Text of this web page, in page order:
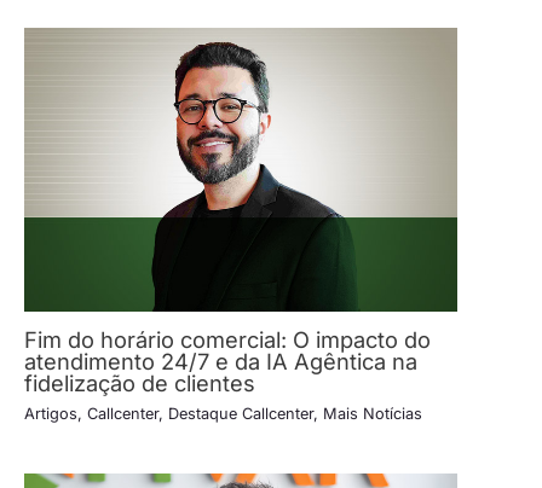
Fim do horário comercial: O impacto do
atendimento 24/7 e da IA Agêntica na
fidelização de clientes
Artigos, Callcenter, Destaque Callcenter, Mais Notícias